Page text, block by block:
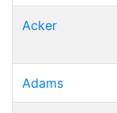
Acker
Adams